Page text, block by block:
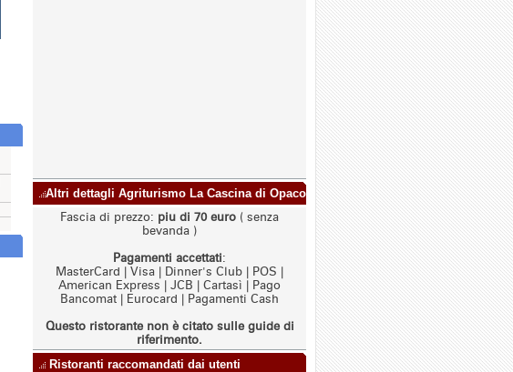
Altri dettagli Agriturismo La Cascina di Opaco
Fascia di prezzo: piu di 70 euro ( senza
bevanda )
Pagamenti accettati:
MasterCard | Visa | Dinner's Club | POS |
American Express | JCB | Cartasì | Pago
Bancomat | Eurocard | Pagamenti Cash
Questo ristorante non è citato sulle guide di
riferimento.
Ristoranti raccomandati dai utenti